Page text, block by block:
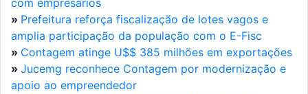
com empresários
» Prefeitura reforça fiscalização de lotes vagos e
amplia participação da população com o E-Fisc
» Contagem atinge U$$ 385 milhões em exportações
» Jucemg reconhece Contagem por modernização e
apoio ao empreendedor